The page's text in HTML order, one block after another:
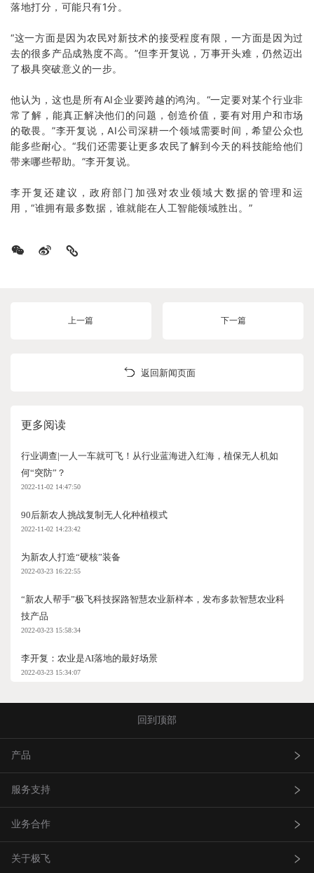
落地打分，可能只有1分。
“这一方面是因为农民对新技术的接受程度有限，一方面是因为过
去的很多产品成熟度不高。”但李开复说，万事开头难，仍然迈出
了极具突破意义的一步。
他认为，这也是所有AI企业要跨越的鸿沟。“一定要对某个行业非
常了解，能真正解决他们的问题，创造价值，要有对用户和市场
的敬畏。”李开复说，AI公司深耕一个领域需要时间，希望公众也
能多些耐心。“我们还需要让更多农民了解到今天的科技能给他们
带来哪些帮助。”李开复说。
李开复还建议，政府部门加强对农业领域大数据的管理和运
用，“谁拥有最多数据，谁就能在人工智能领域胜出。”
上一篇 下一篇
返回新闻页面
更多阅读
行业调查|一人一车就可飞！从行业蓝海进入红海，植保无人机如
何“突防”？
2022-11-02 14:47:50
90后新农人挑战复制无人化种植模式
2022-11-02 14:23:42
为新农人打造“硬核”装备
2022-03-23 16:22:55
“新农人帮手”极飞科技探路智慧农业新样本，发布多款智慧农业科
技产品
2022-03-23 15:58:34
李开复：农业是AI落地的最好场景
2022-03-23 15:34:07
回到顶部
产品
农业无人飞机
农业无人车
农机自驾仪
服务支持
极飞服务
极飞学园
业务合作
查找网点(资质验证）
关于极飞